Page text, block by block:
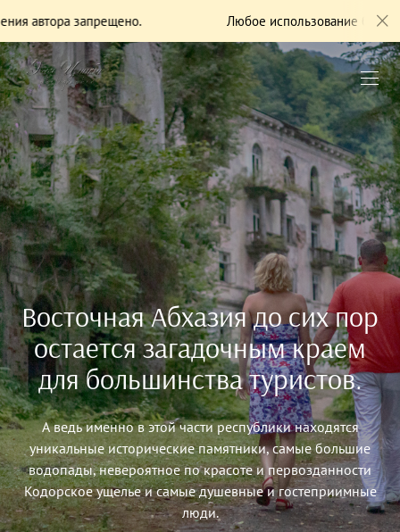
Любое использование без разрешения
Восточная Абхазия до сих пор
остается загадочным краем
для большинства туристов.
А ведь именно в этой части республики находятся
уникальные исторические памятники, самые большие
водопады, невероятное по красоте и первозданности
Кодорское ущелье и самые душевные и гостеприимные
люди.